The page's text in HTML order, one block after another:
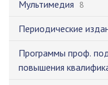
Мультимедия 8
Периодические
Программы проф.
повышения